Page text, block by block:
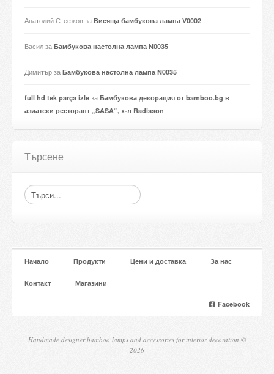
Анатолий Стефковза Висяща бамбукова лампа V0002
Василза Бамбукова настолна лампа N0035
Димитърза Бамбукова настолна лампа N0035
full hd tek parça izle за Бамбукова декорация от bamboo.bg в
азиатски ресторант „SASA“, х-л Radisson
Търсене
Начало Продукти Цени и доставка За нас
Контакт Магазини
Facebook
Handmade designer bamboo lamps and accessories for interior decoration ©
2026